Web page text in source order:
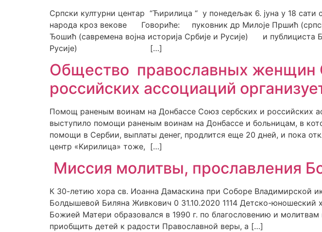
Српски културни центар “Ћирилица “ у понедељак 6. јуна у 18 сати
народа кроз векове Говориће: пуковник др Милоје Пршић
Ђошић (савремена војна историја Србије и Русије) и публициста
Русије) […]
Общество православных женщин
российских ассоциаций
Помощ раненым воинам на Донбассе Союз сербских и российских
выступило помощи раненым воинам на Донбассе и больницам, в
помощи в Сербии, выплаты денег, продлится еще 20 дней, и пока
центр «Kирилица» тоже, […]
Миссия молитвы, прославления
К 30-летию хора св. Иоанна Дамаскина при Соборе Владимирской
Болдышевой Биляна Живкович 0 31.10.2020 1114 Детско-
Божией Матери образовался в 1990 г. по благословению и
приобщить детей к радости Православной веры, а […]